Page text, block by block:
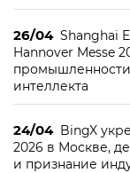
26/04 Shanghai
Hannover Messe
промышленности
интеллекта
24/04 BingX
2026 в Москве,
и признание